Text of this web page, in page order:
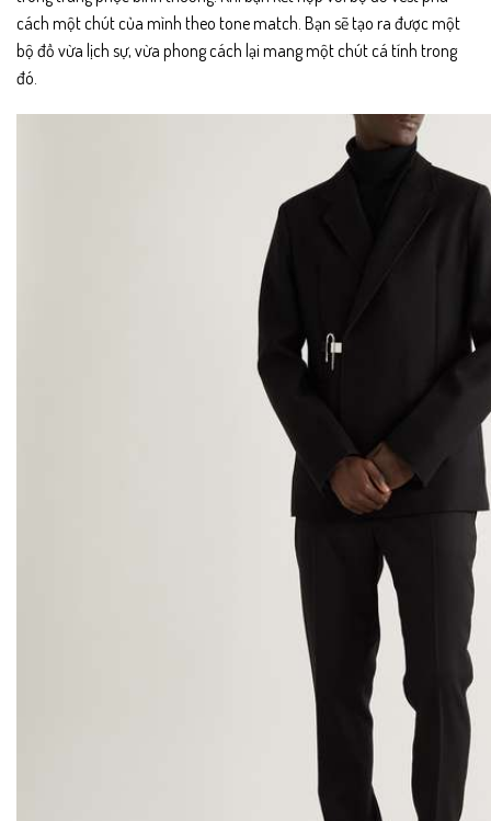
cách một chút của mình theo tone match. Bạn sẽ tạo ra được một
bộ đồ vừa lịch sự, vừa phong cách lại mang một chút cá tính trong
đó.